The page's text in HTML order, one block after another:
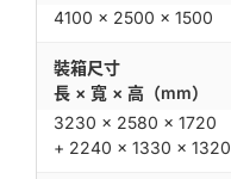
4100 × 2500 × 1500
裝箱尺寸
長 × 寬 × 高（mm）
3230 × 2580 × 1720
+ 2240 × 1330 × 1320